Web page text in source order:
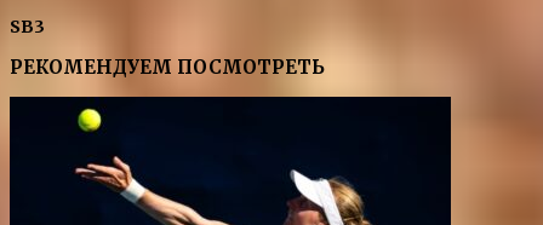
SB3
РЕКОМЕНДУЕМ ПОСМОТРЕТЬ